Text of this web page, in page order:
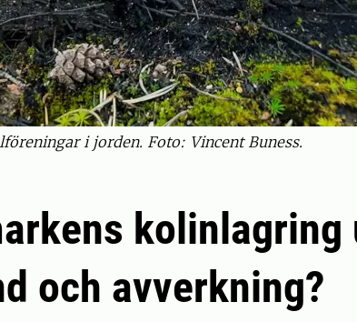
i jorden. Foto: Vincent Buness.
kolinlagring
och avverkning?